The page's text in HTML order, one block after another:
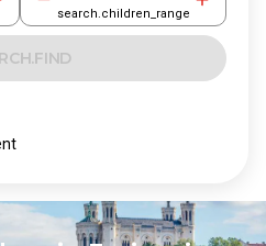
search.children_range